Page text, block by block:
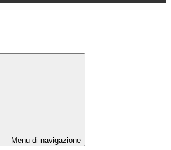
Menu di navigazione